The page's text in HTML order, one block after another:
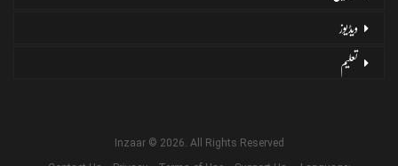
ویڈیوز
تعلیم
Inzaar © 2026. All Rights Reserved